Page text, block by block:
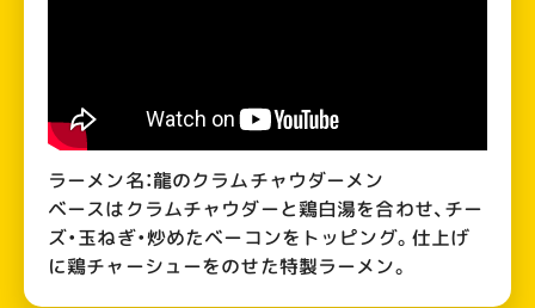
ラーメン名：龍のクラムチャウダーメン
ベースはクラムチャウダーと鶏白湯を合わせ、チー
ズ・玉ねぎ・炒めたベーコンをトッピング。仕上げ
に鶏チャーシューをのせた特製ラーメン。